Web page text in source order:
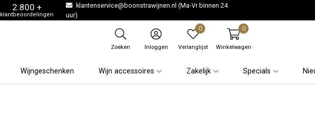
2.800 +
klantbeoordelingen
klantenservice@boonstrawijnen.nl (Ma-Vr binnen 24
uur)
Zoeken Inloggen
0
Verlanglijst
0
Winkelwagen
Wijngeschenken Wijn accessoires Zakelijk Specials